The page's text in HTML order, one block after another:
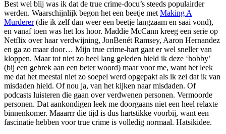
Best wel blij was ik dat de true crime-docu’s steeds populairder
werden. Waarschijnlijk begon het een beetje met Making A
Murderer(die ik zelf dan weer een beetje langzaam en saai vond),
en vanaf toen was het los hoor. Maddie McCann kreeg een serie op
Netflix over haar verdwijning, JonBenét Ramsey, Aaron Hernandez
en ga zo maar door… Mijn true crime-hart gaat er wel sneller van
kloppen. Maar tot niet zo heel lang geleden hield ik deze ‘hobby’
(bij een gebrek aan een beter woord) maar voor me, want het leek
me dat het meestal niet zo soepel werd opgepakt als ik zei dat ik van
misdaden hield. Of nou ja, van het kijken naar misdaden. Of
podcasts luisteren die gaan over verdwenen personen. Vermoorde
personen. Dat aankondigen leek me doorgaans niet een heel relaxte
binnenkomer. Maaarrr die tijd is dus hartstikke voorbij, want een
fascinatie hebben voor true crime is volledig normaal. Hatsikidee.